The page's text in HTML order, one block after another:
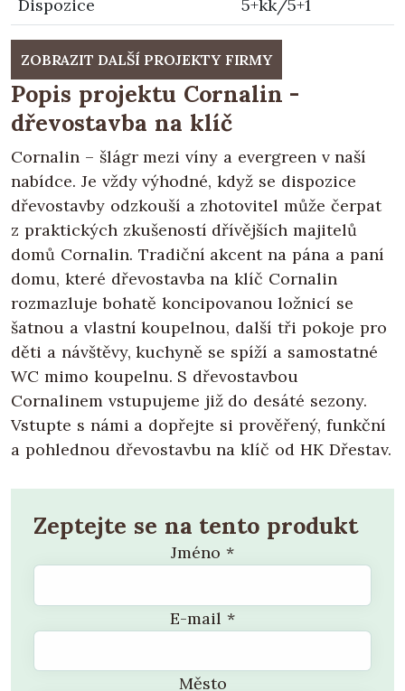
Dispozice
5+kk/5+1
ZOBRAZIT DALŠÍ PROJEKTY FIRMY
Popis projektu Cornalin -
dřevostavba na klíč
Cornalin – šlágr mezi víny a evergreen v naší
nabídce. Je vždy výhodné, když se dispozice
dřevostavby odzkouší a zhotovitel může čerpat
z praktických zkušeností dřívějších majitelů
domů Cornalin. Tradiční akcent na pána a paní
domu, které dřevostavba na klíč Cornalin
rozmazluje bohatě koncipovanou ložnicí se
šatnou a vlastní koupelnou, další tři pokoje pro
děti a návštěvy, kuchyně se spíží a samostatné
WC mimo koupelnu. S dřevostavbou
Cornalinem vstupujeme již do desáté sezony.
Vstupte s námi a dopřejte si prověřený, funkční
a pohlednou dřevostavbu na klíč od HK Dřestav.
Zeptejte se na tento produkt
Jméno *
E-mail *
Město